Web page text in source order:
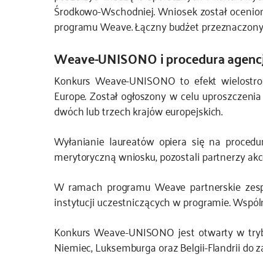
Środkowo-Wschodniej. Wniosek został
programu Weave. Łączny budżet
Weave-UNISONO i procedura
Konkurs Weave-UNISONO to efekt
Europe. Został ogłoszony w celu
dwóch lub trzech krajów europejskich.
Wyłanianie laureatów opiera się na
merytoryczną wniosku, pozostali partnerzy
W ramach programu Weave partnerskie
instytucji uczestniczących w programie.
Konkurs Weave-UNISONO jest otwarty w
Niemiec, Luksemburga oraz Belgii-Flandrii do